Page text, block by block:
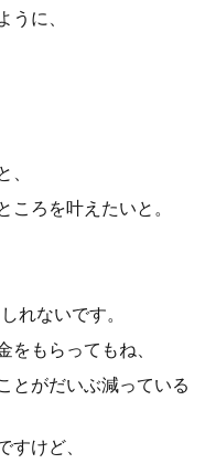
うに、
ろを叶えたいと。
れないです。
をもらってもね、
とがだいぶ減っている
すけど、